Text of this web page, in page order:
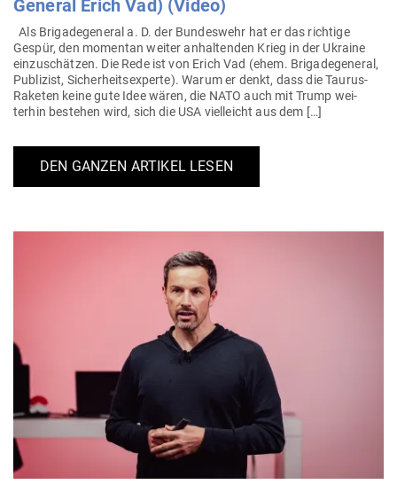
General Erich Vad) (Video)
Als Bri­ga­de­ge­neral a. D. der Bun­deswehr hat er das richtige
Gespür, den momentan weiter anhal­tenden Krieg in der Ukraine
ein­zu­schätzen. Die Rede ist von Erich Vad (ehem. Bri­ga­de­ge­neral,
Publizist, Sicher­heits­experte). Warum er denkt, dass die Taurus-
Raketen keine gute Idee wären, die NATO auch mit Trump wei­
terhin bestehen wird, sich die USA viel­leicht aus dem […]
DEN GANZEN ARTIKEL LESEN